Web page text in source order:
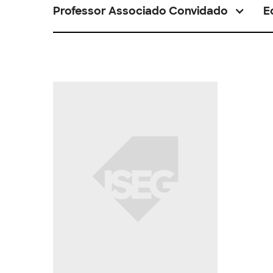
Professor Associado Convidado